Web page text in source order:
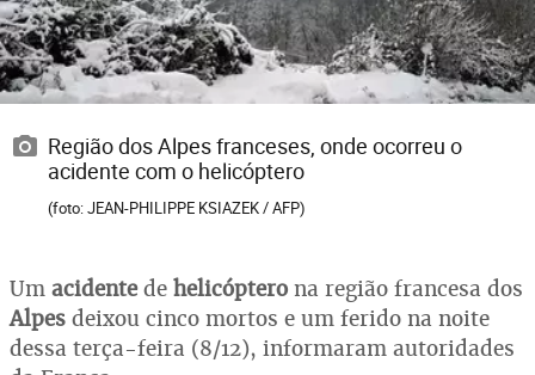
Região dos Alpes franceses, onde ocorreu o
acidente com o helicóptero
(foto: JEAN-PHILIPPE KSIAZEK / AFP)
Um acidentede helicóptero na região francesa dos
Alpes deixou cinco mortos e um ferido na noite
dessa terça-feira (8/12), informaram autoridades